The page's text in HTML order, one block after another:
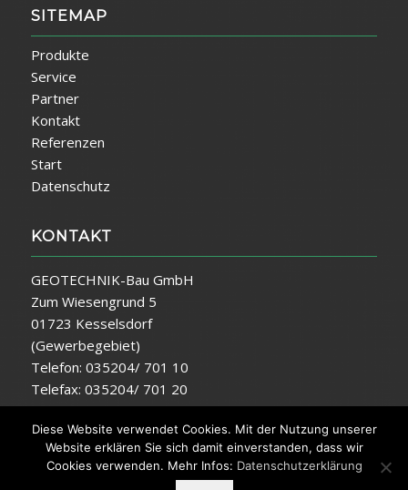
SITEMAP
Produkte
Service
Partner
Kontakt
Referenzen
Start
Datenschutz
KONTAKT
GEOTECHNIK-Bau GmbH
Zum Wiesengrund 5
01723 Kesselsdorf
(Gewerbegebiet)
Telefon: 035204/ 701 10
Telefax: 035204/ 701 20
E-Mail:info@geotechnik-bau.de
Diese Website verwendet Cookies. Mit der Nutzung unserer
Website erklären Sie sich damit einverstanden, dass wir
Cookies verwenden. Mehr Infos: Datenschutzerklärung